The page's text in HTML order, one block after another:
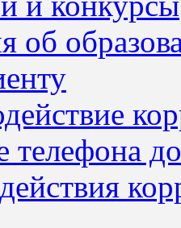
об
телефона